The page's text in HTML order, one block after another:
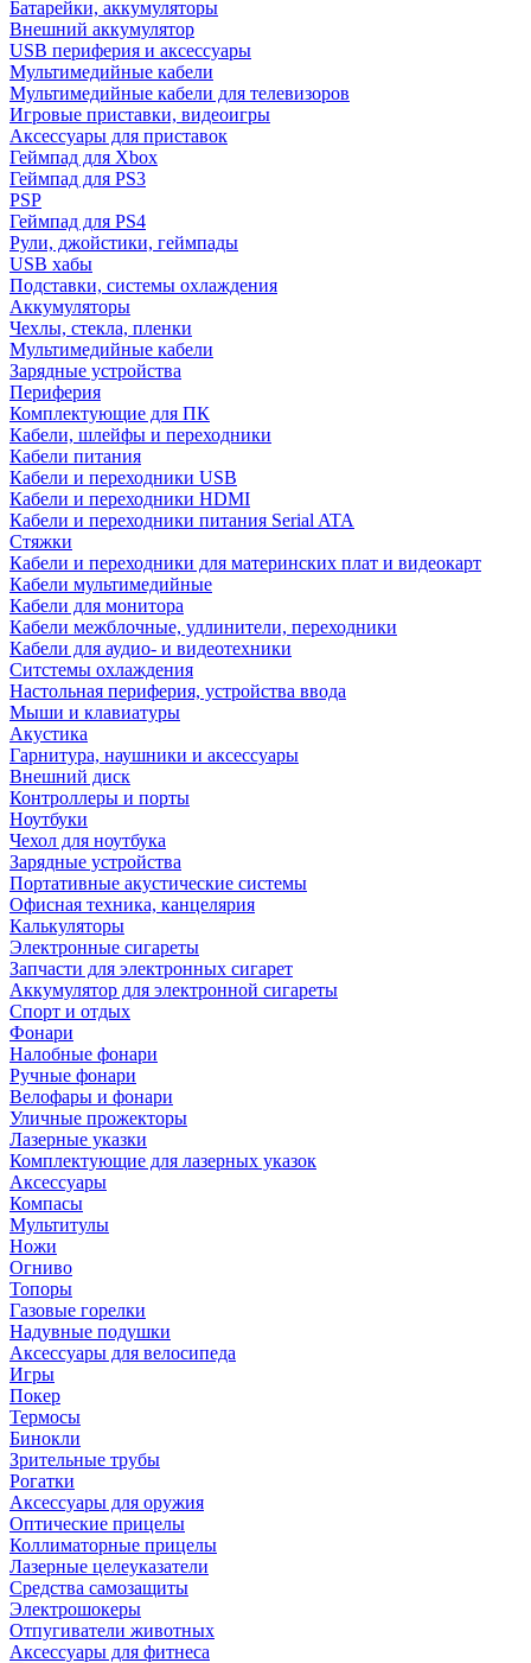
Батарейки, аккумуляторы
Внешний аккумулятор
USB периферия и аксессуары
Мультимедийные кабели
Мультимедийные кабели для телевизоров
Игровые приставки, видеоигры
Аксессуары для приставок
Геймпад для Xbox
Геймпад для PS3
PSP
Геймпад для PS4
Рули, джойстики, геймпады
USB хабы
Подставки, системы охлаждения
Аккумуляторы
Чехлы, стекла, пленки
Мультимедийные кабели
Зарядные устройства
Периферия
Комплектующие для ПК
Кабели, шлейфы и переходники
Кабели питания
Кабели и переходники USB
Кабели и переходники HDMI
Кабели и переходники питания Serial ATA
Стяжки
Кабели и переходники для материнских плат и видеокарт
Кабели мультимедийные
Кабели для монитора
Кабели межблочные, удлинители, переходники
Кабели для аудио- и видеотехники
Ситстемы охлаждения
Настольная периферия, устройства ввода
Мыши и клавиатуры
Акустика
Гарнитура, наушники и аксессуары
Внешний диск
Контроллеры и порты
Ноутбуки
Чехол для ноутбука
Зарядные устройства
Портативные акустические системы
Офисная техника, канцелярия
Калькуляторы
Электронные сигареты
Запчасти для электронных сигарет
Аккумулятор для электронной сигареты
Спорт и отдых
Фонари
Налобные фонари
Ручные фонари
Велофары и фонари
Уличные прожекторы
Лазерные указки
Комплектующие для лазерных указок
Аксессуары
Компасы
Мультитулы
Ножи
Огниво
Топоры
Газовые горелки
Надувные подушки
Аксессуары для велосипеда
Игры
Покер
Термосы
Бинокли
Зрительные трубы
Рогатки
Аксессуары для оружия
Оптические прицелы
Коллиматорные прицелы
Лазерные целеуказатели
Средства самозащиты
Электрошокеры
Отпугиватели животных
Аксессуары для фитнеса